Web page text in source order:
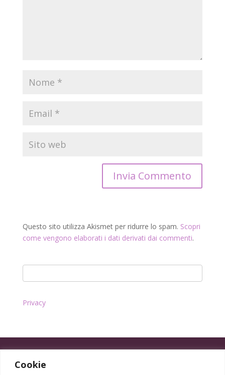
Cookie
Questo sito utilizza Akismet per ridurre lo spam. Scopri
come vengono elaborati i dati derivati dai commenti.
Privacy